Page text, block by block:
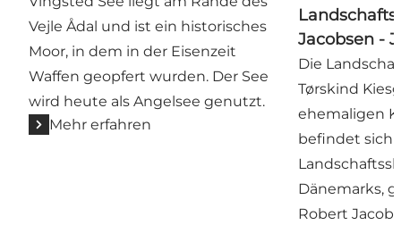
Vejle Ådal und ist ein historisches
Moor, in dem in der Eisenzeit
Waffen geopfert wurden. Der See
wird heute als Angelsee genutzt.
Mehr erfahren
Jacobsen -
Die
Tørskind
ehemaligen
befindet sich
Dänemarks,
Robert